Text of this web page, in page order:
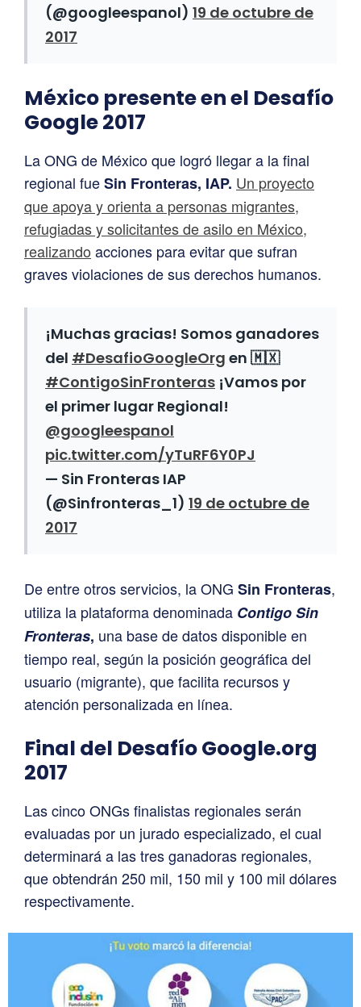
(@googleespanol) 19 de octubre de
2017
México presente en el Desafío
Google 2017
La ONG de México que logró llegar a la final
regional fueSin Fronteras, IAP. Un proyecto
que apoya y orienta a personas migrantes,
refugiadas y solicitantes de asilo en México,
realizando acciones para evitar que sufran
graves violaciones de sus derechos humanos.
¡Muchas gracias! Somos ganadores
del #DesafioGoogleOrg en 🇲🇽
#ContigoSinFronteras ¡Vamos por
el primer lugar Regional!
@googleespanol
pic.twitter.com/yTuRF6Y0PJ
— Sin Fronteras IAP
(@Sinfronteras_1) 19 de octubre de
2017
De entre otros servicios, la ONG Sin Fronteras,
utiliza la plataforma denominada Contigo Sin
Fronteras, una base de datos disponible en
tiempo real, según la posición geográfica del
usuario (migrante), que facilita recursos y
atención personalizada en línea.
Final del Desafío Google.org
2017
Las cinco ONGs finalistas regionales serán
evaluadas por un jurado especializado, el cual
determinará a las tres ganadoras regionales,
que obtendrán 250 mil, 150 mil y 100 mil dólares
respectivamente.